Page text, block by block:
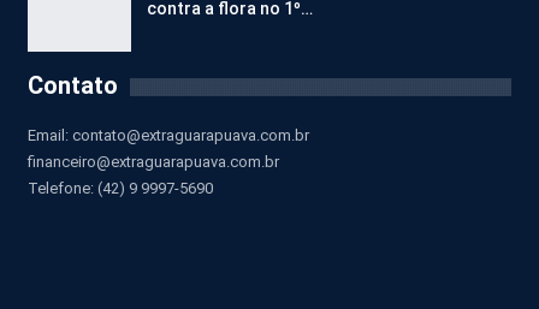
contra a flora no 1º…
Contato
Email: contato@extraguarapuava.com.br
financeiro@extraguarapuava.com.br
Telefone: (42) 9 9997-5690